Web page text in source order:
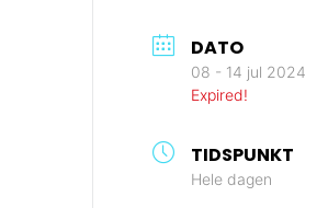
DATO
08 - 14 jul 2024
Expired!
TIDSPUNKT
Hele dagen